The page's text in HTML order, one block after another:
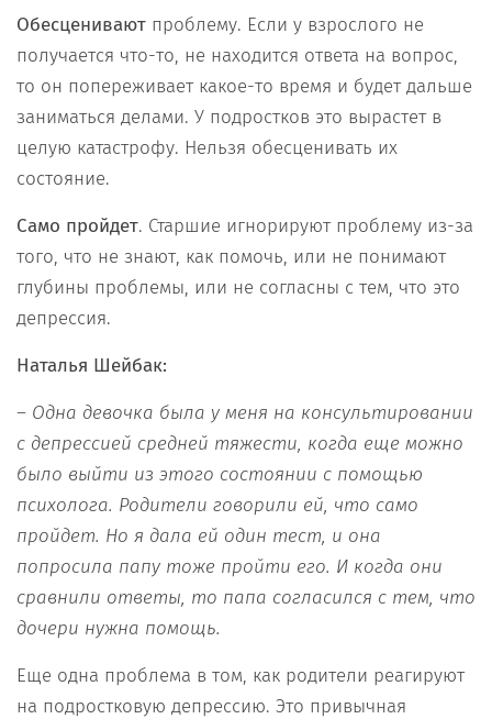
Обесценивают проблему. Если у взрослого не
получается что-то, не находится ответа на вопрос,
то он попереживает какое-то время и будет дальше
заниматься делами. У подростков это вырастет в
целую катастрофу. Нельзя обесценивать их
состояние.
Само пройдет. Старшие игнорируют проблему из-за
того, что не знают, как помочь, или не понимают
глубины проблемы, или не согласны с тем, что это
депрессия.
Наталья Шейбак:
– Одна девочка была у меня на консультировании
с депрессией средней тяжести, когда еще можно
было выйти из этого состоянии с помощью
психолога. Родители говорили ей, что само
пройдет. Но я дала ей один тест, и она
попросила папу тоже пройти его. И когда они
сравнили ответы, то папа согласился с тем, что
дочери нужна помощь.
Еще одна проблема в том, как родители реагируют
на подростковую депрессию. Это привычная